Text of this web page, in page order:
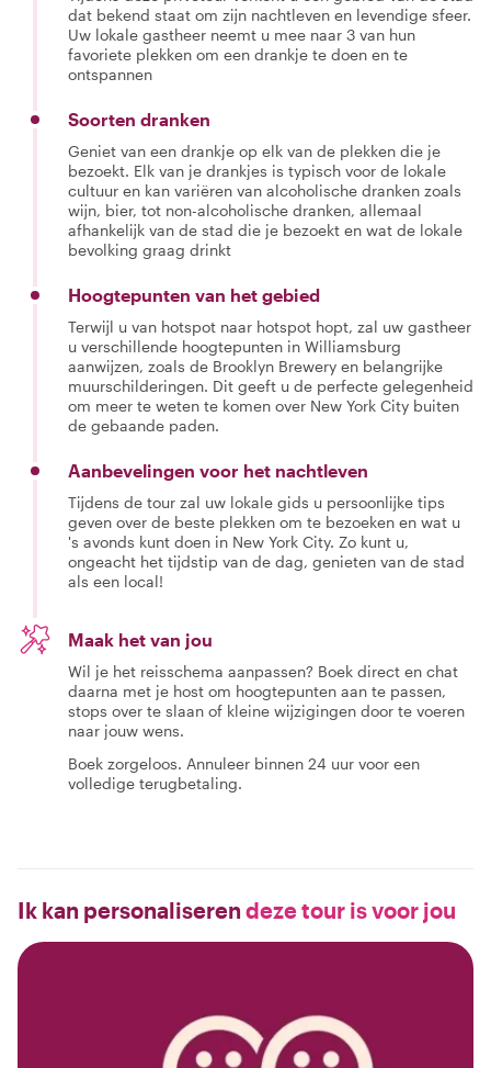
dat bekend staat om zijn nachtleven en levendige sfeer.
Uw lokale gastheer neemt u mee naar 3 van hun
favoriete plekken om een drankje te doen en te
ontspannen
Soorten dranken
Geniet van een drankje op elk van de plekken die je
bezoekt. Elk van je drankjes is typisch voor de lokale
cultuur en kan variëren van alcoholische dranken zoals
wijn, bier, tot non-alcoholische dranken, allemaal
afhankelijk van de stad die je bezoekt en wat de lokale
bevolking graag drinkt
Hoogtepunten van het gebied
Terwijl u van hotspot naar hotspot hopt, zal uw gastheer
u verschillende hoogtepunten in Williamsburg
aanwijzen, zoals de Brooklyn Brewery en belangrijke
muurschilderingen. Dit geeft u de perfecte gelegenheid
om meer te weten te komen over New York City buiten
de gebaande paden.
Aanbevelingen voor het nachtleven
Tijdens de tour zal uw lokale gids u persoonlijke tips
geven over de beste plekken om te bezoeken en wat u
's avonds kunt doen in New York City. Zo kunt u,
ongeacht het tijdstip van de dag, genieten van de stad
als een local!
Maak het van jou
Wil je het reisschema aanpassen? Boek direct en chat
daarna met je host om hoogtepunten aan te passen,
stops over te slaan of kleine wijzigingen door te voeren
naar jouw wens.
Boek zorgeloos. Annuleer binnen 24 uur voor een
volledige terugbetaling.
Ik kan personaliseren deze tour is voor jou